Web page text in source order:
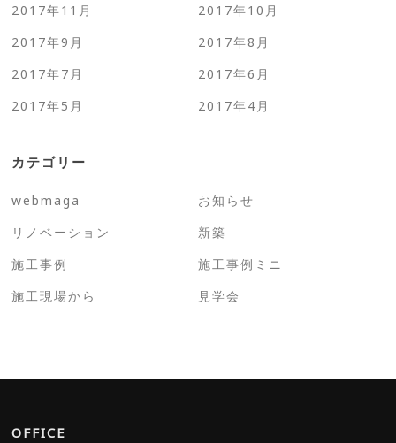
2017年11月
2017年10月
2017年9月
2017年8月
2017年7月
2017年6月
2017年5月
2017年4月
カテゴリー
webmaga
お知らせ
リノベーション
新築
施工事例
施工事例ミニ
施工現場から
見学会
OFFICE